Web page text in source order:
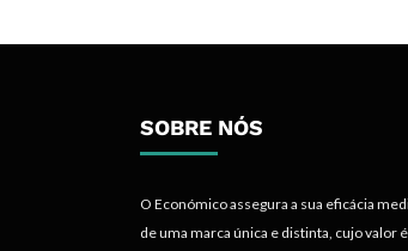
SOBRE NÓS
O Económico assegura a sua eficácia
de uma marca única e distinta, cujo valor